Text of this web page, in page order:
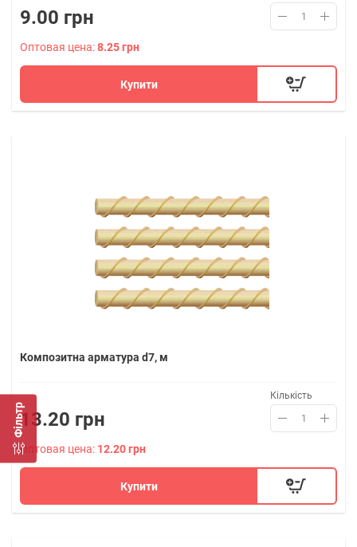
Фільтр
9.00 грн
Оптовая цена:8.25 грн
Купити
Композитна арматура d7, м
13.20 грн
Кількість
Оптовая цена: 12.20 грн
Купити